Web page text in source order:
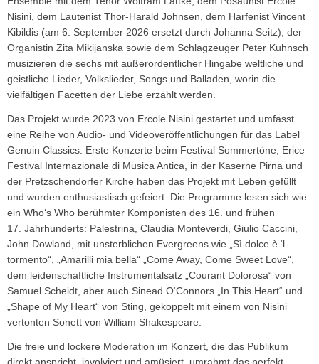
Nisini, dem Lautenist Thor-Harald Johnsen, dem Harfenist Vincent
Kibildis (am 6. September 2026 ersetzt durch Johanna Seitz), der
Organistin Zita Mikijanska sowie dem Schlagzeuger Peter Kuhnsch
musizieren die sechs mit außerordentlicher Hingabe weltliche und
geistliche Lieder, Volkslieder, Songs und Balladen, worin die
vielfältigen Facetten der Liebe erzählt werden.
Das Projekt wurde 2023 von Ercole Nisini gestartet und umfasst
eine Reihe von Audio- und Videoveröffentlichungen für das Label
Genuin Classics. Erste Konzerte beim Festival Sommertöne, Erice
Festival Internazionale di Musica Antica, in der Kaserne Pirna und
der Pretzschendorfer Kirche haben das Projekt mit Leben gefüllt
und wurden enthusiastisch gefeiert. Die Programme lesen sich wie
ein Who‘s Who berühmter Komponisten des 16. und frühen
17. Jahrhunderts: Palestrina, Claudia Monteverdi, Giulio Caccini,
John Dowland, mit unsterblichen Evergreens wie „Sì dolce è ‘l
tormento“, „Amarilli mia bella“ „Come Away, Come Sweet Love“,
dem leidenschaftliche Instrumentalsatz „Courant Dolorosa“ von
Samuel Scheidt, aber auch Sinead O‘Connors „In This Heart“ und
„Shape of My Heart“ von Sting, gekoppelt mit einem von Nisini
vertonten Sonett von William Shakespeare.
Die freie und lockere Moderation im Konzert, die das Publikum